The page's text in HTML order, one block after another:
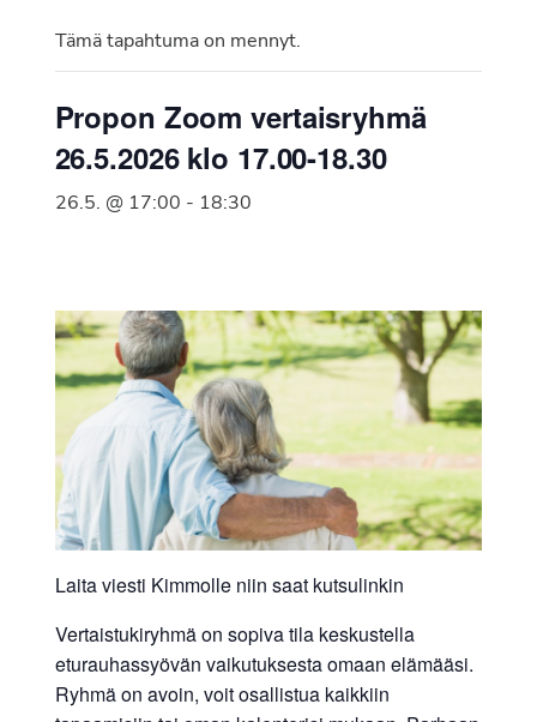
vuonna
Suomen
jäsenjärjestö.
Tämä tapahtuma on mennyt.
Propon Zoom vertaisryhmä
26.5.2026 klo 17.00-18.30
26.5. @ 17:00 - 18:30
Laita viesti Kimmolle niin saat kutsulinkin
Vertaistukiryhmä on sopiva tila keskustella
eturauhassyövän vaikutuksesta omaan elämääsi.
Ryhmä on avoin, voit osallistua kaikkiin